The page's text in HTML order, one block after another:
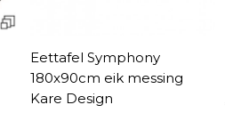
Eettafel Symphony
180x90cm eik messing
Kare Design